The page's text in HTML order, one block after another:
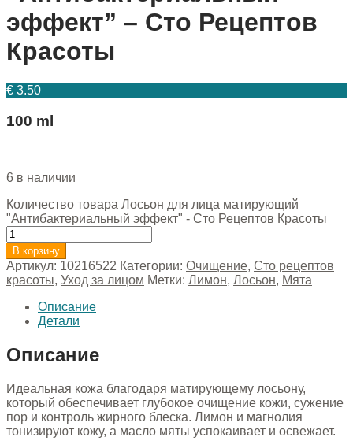
эффект” – Сто Рецептов
Красоты
€ 3.50
100 ml
6 в наличии
Количество товара Лосьон для лица матирующий
"Антибактериальный эффект" - Сто Рецептов Красоты
В корзину
Артикул: 10216522 Категории: Очищение, Сто рецептов
красоты, Уход за лицом Метки: Лимон, Лосьон, Мята
Описание
Детали
Описание
Идеальная кожа благодаря матирующему лосьону,
который обеспечивает глубокое очищение кожи, сужение
пор и контроль жирного блеска. Лимон и магнолия
тонизируют кожу, а масло мяты успокаивает и освежает.